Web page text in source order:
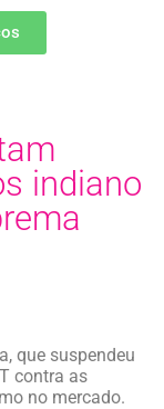
indiano
que suspendeu
contra as
no mercado.